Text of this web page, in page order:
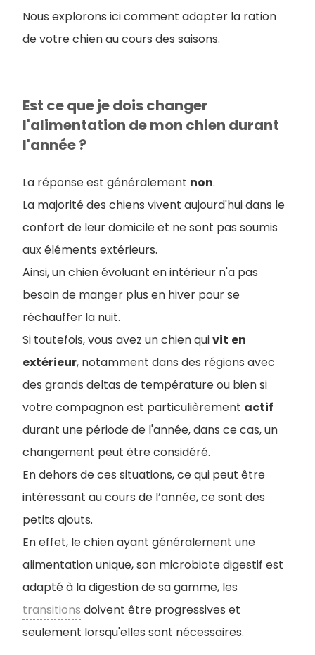
Nous explorons ici comment adapter la ration
de votre chien au cours des saisons.
Est ce que je dois changer
l'alimentation de mon chien durant
l'année ?
La réponse est généralement non.
La majorité des chiens vivent aujourd'hui dans le
confort de leur domicile et ne sont pas soumis
aux éléments extérieurs.
Ainsi, un chien évoluant en intérieur n'a pas
besoin de manger plus en hiver pour se
réchauffer la nuit.
Si toutefois, vous avez un chien quivit en
extérieur, notamment dans des régions avec
des grands deltas de température ou bien si
votre compagnon est particulièrement actif
durant une période de l'année, dans ce cas, un
changement peut être considéré.
En dehors de ces situations, ce qui peut être
intéressant au cours de l’année, ce sont des
petits ajouts.
En effet, le chien ayant généralement une
alimentation unique, son microbiote digestif est
adapté à la digestion de sa gamme, les
transitions doivent être progressives et
seulement lorsqu'elles sont nécessaires.